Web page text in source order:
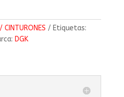
CINTURONES
Etiquetas:
DGK